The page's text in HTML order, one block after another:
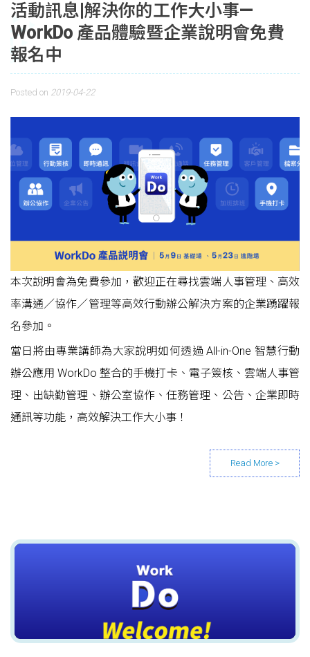
活動訊息|解決你的工作大小事—
WorkDo 產品體驗暨企業說明會免費
報名中
Posted on 2019-04-22
本次說明會為免費參加，歡迎正在尋找雲端人事管理、高效
率溝通／協作／管理等高效行動辦公解決方案的企業踴躍報
名參加。
當日將由專業講師為大家說明如何透過 All-in-One 智慧行動
辦公應用 WorkDo 整合的手機打卡、電子簽核、雲端人事管
理、出缺勤管理、辦公室協作、任務管理、公告、企業即時
通訊等功能，高效解決工作大小事！